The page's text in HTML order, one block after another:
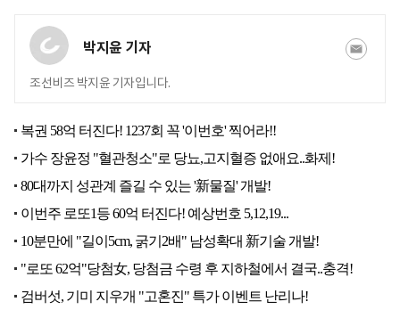
박지윤 기자
조선비즈 박지윤 기자입니다.